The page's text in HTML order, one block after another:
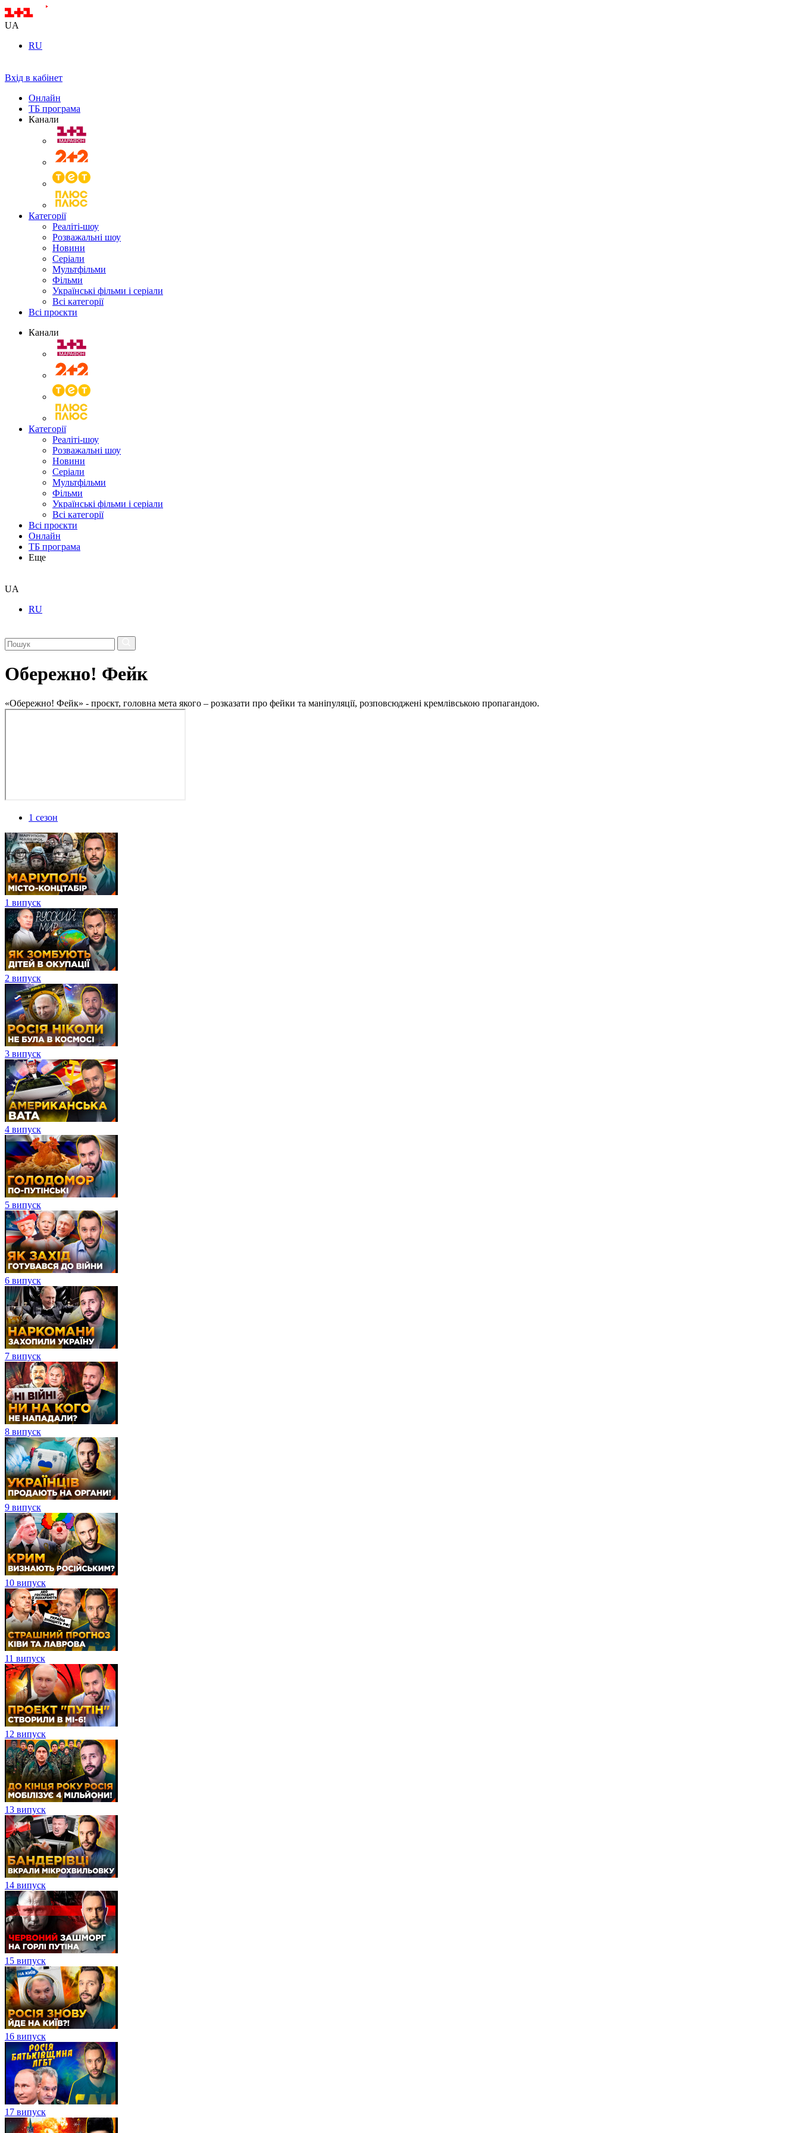
UA
RU
Вхід в кабінет
Онлайн
ТБ програма
Канали
Категорії
Реаліті-шоу
Розважальні шоу
Новини
Серіали
Мультфільми
Фільми
Українські фільми і серіали
Всі категорії
Всі проєкти
Канали
Категорії
Реаліті-шоу
Розважальні шоу
Новини
Серіали
Мультфільми
Фільми
Українські фільми і серіали
Всі категорії
Всі проєкти
Онлайн
ТБ програма
Еще
UA
RU
Обережно! Фейк
«Обережно! Фейк» - проєкт, головна мета якого – розказати про фейки та маніпуляції, розповсюджені кремлівською пропагандою.
1 сезон
1 випуск
2 випуск
3 випуск
4 випуск
5 випуск
6 випуск
7 випуск
8 випуск
9 випуск
10 випуск
11 випуск
12 випуск
13 випуск
14 випуск
15 випуск
16 випуск
17 випуск